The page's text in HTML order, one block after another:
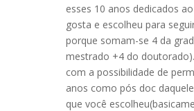
esses 10 anos dedicados
gosta e escolheu para
porque somam-se 4 da
mestrado +4 do
com a possibilidade de
anos como pós doc
que você